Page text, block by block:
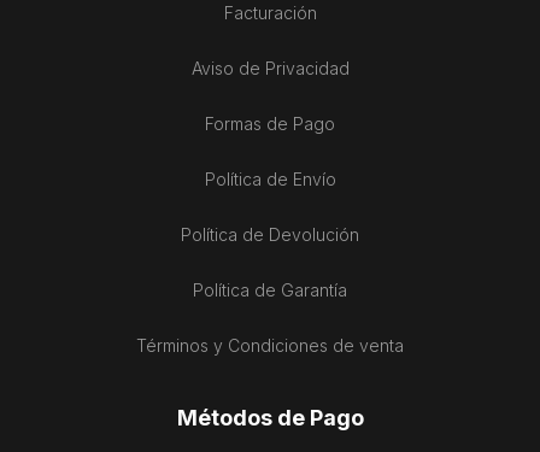
Facturación
Aviso de Privacidad
Formas de Pago
Política de Envío
Política de Devolución
Política de Garantía
Términos y Condiciones de venta
Métodos de Pago